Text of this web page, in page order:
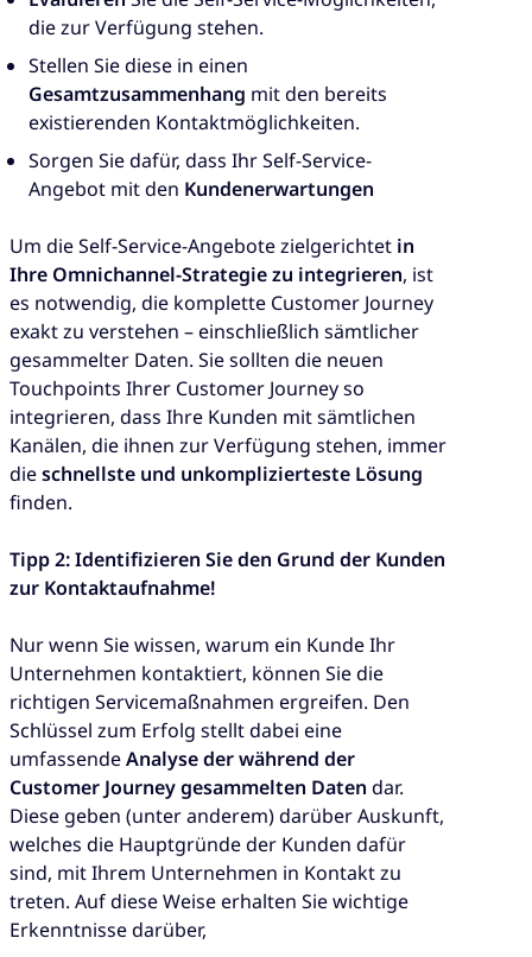
die zur Verfügung stehen.
Stellen Sie diese in einen
Gesamtzusammenhang mit den bereits
existierenden Kontaktmöglichkeiten.
Sorgen Sie dafür, dass Ihr Self-Service-
Angebot mit den Kundenerwartungen
Um die Self-Service-Angebote zielgerichtet in
Ihre Omnichannel-Strategie zu integrieren, ist
es notwendig, die komplette Customer Journey
exakt zu verstehen – einschließlich sämtlicher
gesammelter Daten. Sie sollten die neuen
Touchpoints Ihrer Customer Journey so
integrieren, dass Ihre Kunden mit sämtlichen
Kanälen, die ihnen zur Verfügung stehen, immer
dieschnellste und unkomplizierteste Lösung
finden.
Tipp 2: Identifizieren Sie den Grund der Kunden
zur Kontaktaufnahme!
Nur wenn Sie wissen, warum ein Kunde Ihr
Unternehmen kontaktiert, können Sie die
richtigen Servicemaßnahmen ergreifen. Den
Schlüssel zum Erfolg stellt dabei eine
umfassendeAnalyse der während der
Customer Journey gesammelten Daten dar.
Diese geben (unter anderem) darüber Auskunft,
welches die Hauptgründe der Kunden dafür
sind, mit Ihrem Unternehmen in Kontakt zu
treten. Auf diese Weise erhalten Sie wichtige
Erkenntnisse darüber,